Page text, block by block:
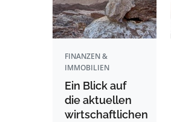
FINANZEN &
IMMOBILIEN
Ein Blick auf
die aktuellen
wirtschaftlichen